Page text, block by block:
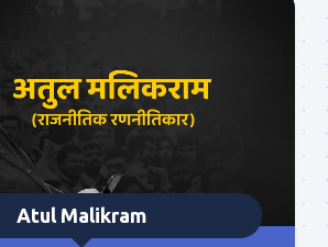
Atul Malikram